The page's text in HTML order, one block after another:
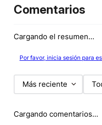
Comentarios
Cargando el resumen…
Por favor, inicia sesión para
Más reciente
Cargando comentarios…